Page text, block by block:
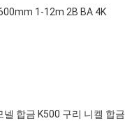
1-12m 2B BA 4K
합금 K500 구리 니켈 합금